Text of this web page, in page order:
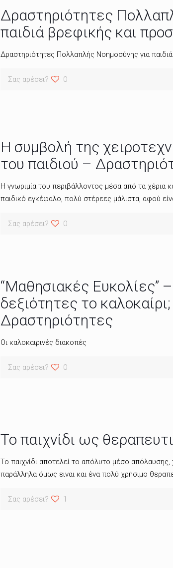
Δραστηριότητες
παιδιά βρεφικής και
Δραστηριότητες Πολλαπλής Νοημοσύνης για
Σας αρέσει? 0
Η συμβολή της
του παιδιού –
Η γνωριμία του περιβάλλοντος μέσα από τα χέρια
παιδικό εγκέφαλο, πολύ στέρεες μάλιστα, αφού
Σας αρέσει? 0
“Μαθησιακές Ευκολίες”
δεξιότητες το
Δραστηριότητες
Οι καλοκαιρινές διακοπές
Σας αρέσει? 0
Το παιχνίδι ως
Το παιχνίδι αποτελεί το απόλυτο μέσο απόλαυσης,
παράλληλα όμως ειναι και ένα πολύ χρήσιμο
Σας αρέσει? 1